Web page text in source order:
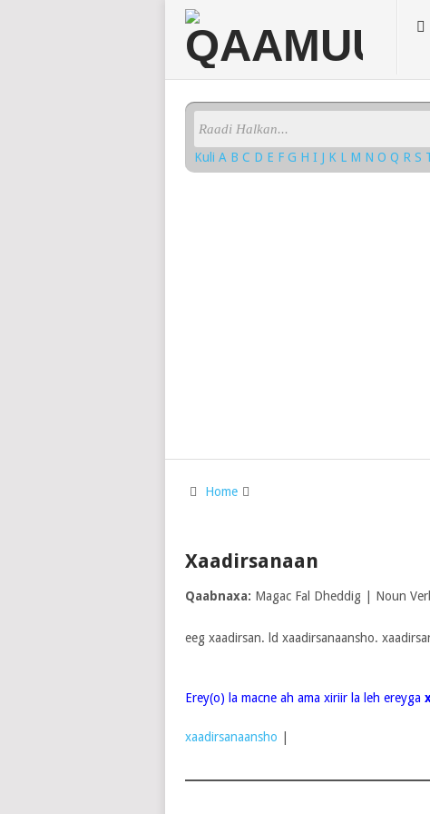
Kuli A B C D E F G H I J K L M N O Q R S
Home
Xaadirsanaan
Qaabnaxa: Magac Fal Dheddig | Noun
eeg xaadirsan. ld xaadirsanaansho.
Erey(o) la macne ah ama xiriir la leh ereyga
xaadirsanaansho